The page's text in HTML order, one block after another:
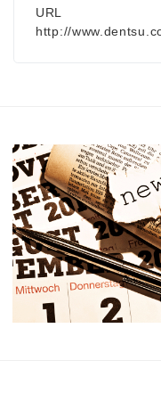
URL
http://